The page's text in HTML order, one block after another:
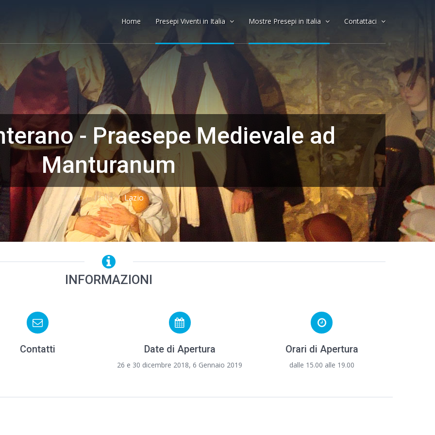
Home Presepi Viventi in Italia Mostre Presepi in Italia Contattaci
- Praesepe Medievale ad
Manturanum
Italia Lazio
INFORMAZIONI
Contatti Date di Apertura
26 e 30 dicembre 2018, 6 Gennaio 2019
Orari di Apertura
dalle 15.00 alle 19.00